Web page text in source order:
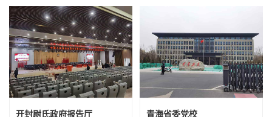
开封尉氏政府报告厅 青海省委党校